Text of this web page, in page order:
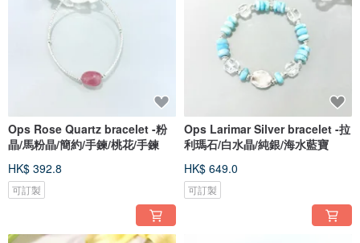
Ops Rose Quartz bracelet -粉
晶/馬粉晶/簡約/手鍊/桃花/手鍊
HK$ 392.8
可訂製
Ops Larimar Silver bracelet -拉
利瑪石/白水晶/純銀/海水藍寶
HK$ 649.0
可訂製